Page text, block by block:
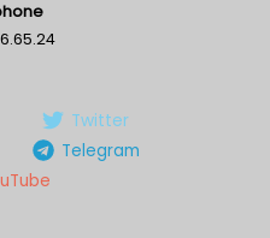
Twitter
Telegram